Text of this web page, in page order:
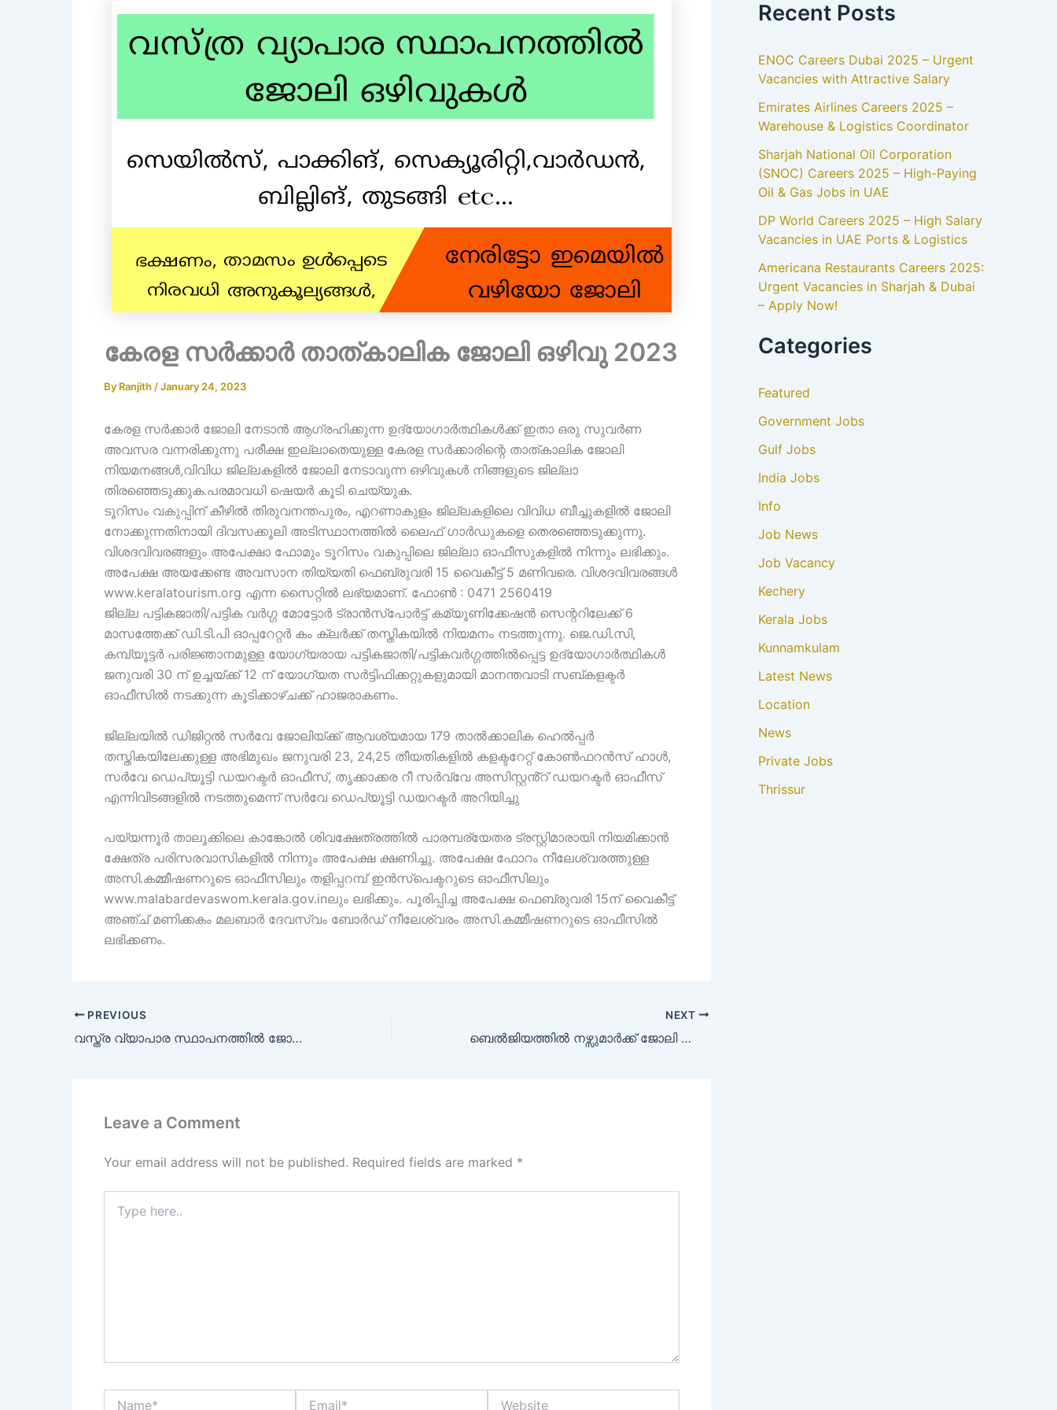
കേരള സർക്കാർ താത്കാലിക ജോലി ഒഴിവു 2023
By Ranjith /January 24, 2023
കേരള സർക്കാർ ജോലി നേടാൻ ആഗ്രഹിക്കുന്ന ഉദ്യോഗാർത്ഥികൾക്ക് ഇതാ ഒരു സുവർണ
അവസര വന്നരിക്കുന്നു പരീക്ഷ ഇല്ലാതെയുള്ള കേരള സർക്കാരിന്റെ താത്കാലിക ജോലി
നിയമനങ്ങൾ,വിവിധ ജില്ലകളിൽ ജോലി നേടാവുന്ന ഒഴിവുകൾ നിങ്ങളുടെ ജില്ലാ
തിരഞ്ഞെടുക്കുക.പരമാവധി ഷെയർ കൂടി ചെയ്യുക.
ടൂറിസം വകുപ്പിന് കീഴിൽ തിരുവനന്തപുരം, എറണാകുളം ജില്ലകളിലെ വിവിധ ബീച്ചുകളിൽ ജോലി
നോക്കുന്നതിനായി ദിവസക്കൂലി അടിസ്ഥാനത്തിൽ ലൈഫ് ഗാർഡുകളെ തെരഞ്ഞെടുക്കുന്നു.
വിശദവിവരങ്ങളും അപേക്ഷാ ഫോമും ടൂറിസം വകുപ്പിലെ ജില്ലാ ഓഫീസുകളിൽ നിന്നും ലഭിക്കും.
അപേക്ഷ അയക്കേണ്ട അവസാന തിയ്യതി ഫെബ്രുവരി 15 വൈകീട്ട് 5 മണിവരെ. വിശദവിവരങ്ങൾ
www.keralatourism.org എന്ന സൈറ്റിൽ ലഭ്യമാണ്. ഫോൺ : 0471 2560419
ജില്ല പട്ടികജാതി/പട്ടിക വർഗ്ഗ മോട്ടോർ ട്രാൻസ്പോർട്ട് കമ്യൂണിക്കേഷൻ സെന്ററിലേക്ക് 6
മാസത്തേക്ക് ഡി.ടി.പി ഓപ്പറേറ്റർ കം ക്ലർക്ക് തസ്തികയിൽ നിയമനം നടത്തുന്നു. ജെ.ഡി.സി,
കമ്പ്യൂട്ടർ പരിജ്ഞാനമുള്ള യോഗ്യരായ പട്ടികജാതി/പട്ടികവർഗ്ഗത്തിൽപ്പെട്ട ഉദ്യോഗാർത്ഥികൾ
ജനുവരി 30 ന് ഉച്ചയ്ക്ക് 12 ന് യോഗ്യത സർട്ടിഫിക്കറ്റുകളുമായി മാനന്തവാടി സബ്കളക്ടർ
ഓഫീസിൽ നടക്കുന്ന കൂടിക്കാഴ്ചക്ക് ഹാജരാകണം.
ജില്ലയിൽ ഡിജിറ്റൽ സർവേ ജോലിയ്ക്ക് ആവശ്യമായ 179 താൽക്കാലിക ഹെൽപ്പർ
തസ്തികയിലേക്കുള്ള അഭിമുഖം ജനുവരി 23, 24,25 തീയതികളിൽ കളക്ടറേറ്റ് കോൺഫറൻസ് ഹാൾ,
സർവേ ഡെപ്യൂട്ടി ഡയറക്ടർ ഓഫീസ്, തൃക്കാക്കര റീ സർവ്വേ അസിസ്റ്റൻ്റ് ഡയറക്ടർ ഓഫീസ്
എന്നിവിടങ്ങളിൽ നടത്തുമെന്ന് സർവേ ഡെപ്യൂട്ടി ഡയറക്ടർ അറിയിച്ചു
പയ്യന്നൂർ താലൂക്കിലെ കാങ്കോൽ ശിവക്ഷേത്രത്തിൽ പാരമ്പര്യേതര ട്രസ്റ്റിമാരായി നിയമിക്കാൻ
ക്ഷേത്ര പരിസരവാസികളിൽ നിന്നും അപേക്ഷ ക്ഷണിച്ചു. അപേക്ഷ ഫോറം നീലേശ്വരത്തുള്ള
അസി.കമ്മീഷണറുടെ ഓഫീസിലും തളിപ്പറമ്പ് ഇൻസ്പെക്ടറുടെ ഓഫീസിലും
www.malabardevaswom.kerala.gov.inലും ലഭിക്കും. പൂരിപ്പിച്ച അപേക്ഷ ഫെബ്രുവരി 15ന് വൈകീട്ട്
അഞ്ച് മണിക്കകം മലബാർ ദേവസ്വം ബോർഡ് നീലേശ്വരം അസി.കമ്മീഷണറുടെ ഓഫീസിൽ
ലഭിക്കണം.
PREVIOUS
വസ്ത്ര വ്യാപാര സ്ഥാപനത്തിൽ ജോലി ഒഴിവുകൾ
NEXT
ബെൽജിയത്തിൽ നഴ്സുമാർക്ക് ജോലി നേടാം
Leave a Comment
Your email address will not be published. Required fields are marked *
here..
Recent Posts
ENOC Careers Dubai 2025 – Urgent
Vacancies with Attractive Salary
Emirates Airlines Careers 2025 –
Warehouse & Logistics Coordinator
Sharjah National Oil Corporation
(SNOC) Careers 2025 – High-Paying
Oil & Gas Jobs in UAE
DP World Careers 2025 – High Salary
Vacancies in UAE Ports & Logistics
Americana Restaurants Careers 2025:
Urgent Vacancies in Sharjah & Dubai
– Apply Now!
Categories
Featured
Government Jobs
Gulf Jobs
India Jobs
Info
Job News
Job Vacancy
Kechery
Kerala Jobs
Kunnamkulam
Latest News
Location
News
Private Jobs
Thrissur